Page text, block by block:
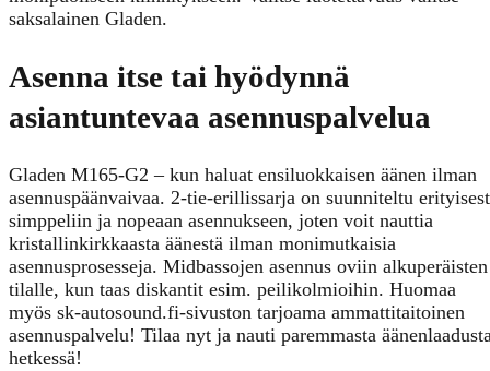
saksalainen Gladen.
Asenna itse tai hyödynnä
asiantuntevaa asennuspalvelua
Gladen M165-G2 – kun haluat ensiluokkaisen äänen ilman
asennuspäänvaivaa. 2-tie-erillissarja on suunniteltu
simppeliin ja nopeaan asennukseen, joten voit nauttia
kristallinkirkkaasta äänestä ilman monimutkaisia
asennusprosesseja. Midbassojen asennus oviin alkuperäisten
tilalle, kun taas diskantit esim. peilikolmioihin. Huomaa
myös sk-autosound.fi-sivuston tarjoama ammattitaitoinen
asennuspalvelu! Tilaa nyt ja nauti paremmasta
hetkessä!